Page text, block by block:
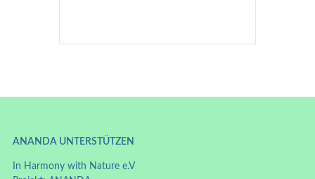
ANANDA UNTERSTÜTZEN
In Harmony with Nature e.V